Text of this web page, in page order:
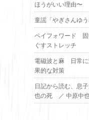
ほうがいい理由〜
童謡「やぎさんゆ
ペイフォワード 固
ぐすストレッチ
電磁波と麻 日常に
果的な対策
日記から読む、息
也の死 ／ 中原中也